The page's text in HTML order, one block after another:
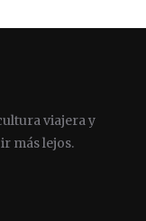
viajera y
más lejos.